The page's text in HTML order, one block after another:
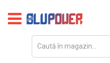
FOTOVOLTAICE